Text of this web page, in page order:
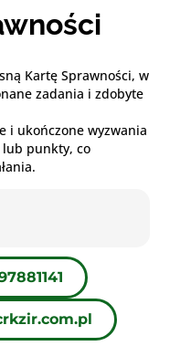
Kartę Sprawności, w
zadania i zdobyte
i ukończone wyzwania
lub punkty, co